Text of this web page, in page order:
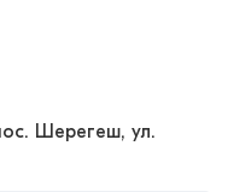
Шерегеш, ул.